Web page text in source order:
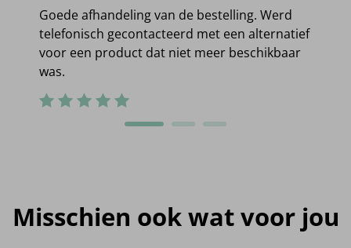
Goede afhandeling van de bestelling. Werd
telefonisch gecontacteerd met een alternatief
voor een product dat niet meer beschikbaar
was.
Misschien ook wat voor jou